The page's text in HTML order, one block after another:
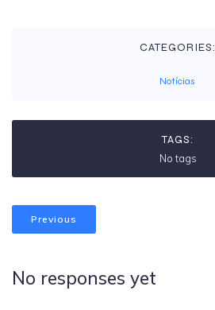
CATEGORIES:
Notícias
TAGS:
No tags
Previous
No responses yet